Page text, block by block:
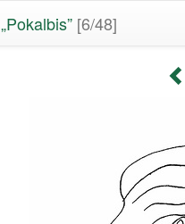
„Pokalbis” [6/48]